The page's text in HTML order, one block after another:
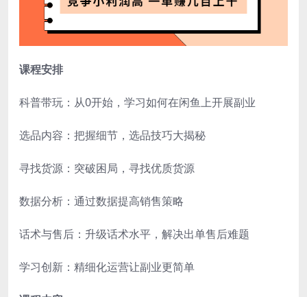
课程安排
科普带玩：从0开始，学习如何在闲鱼上开展副业
选品内容：把握细节，选品技巧大揭秘
寻找货源：突破困局，寻找优质货源
数据分析：通过数据提高销售策略
话术与售后：升级话术水平，解决出单售后难题
学习创新：精细化运营让副业更简单